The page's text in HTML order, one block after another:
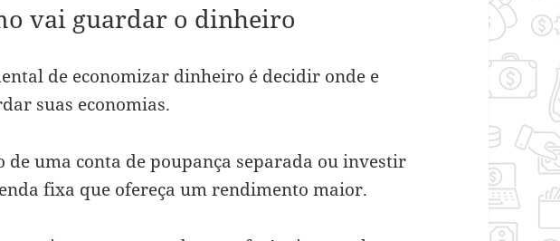
vai guardar o dinheiro
de economizar dinheiro é decidir onde e
suas economias.
de uma conta de poupança separada ou investir
fixa que ofereça um rendimento maior.